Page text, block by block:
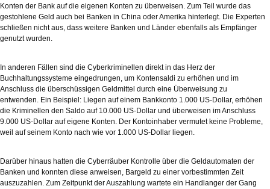
Konten der Bank auf die eigenen Konten zu überweisen. Zum Teil wurde das
gestohlene Geld auch bei Banken in China oder Amerika hinterlegt. Die Experten
schließen nicht aus, dass weitere Banken und Länder ebenfalls als Empfänger
genutzt wurden.
In anderen Fällen sind die Cyberkriminellen direkt in das Herz der
Buchhaltungssysteme eingedrungen, um Kontensaldi zu erhöhen und im
Anschluss die überschüssigen Geldmittel durch eine Überweisung zu
entwenden. Ein Beispiel: Liegen auf einem Bankkonto 1.000 US-Dollar, erhöhen
die Kriminellen den Saldo auf 10.000 US-Dollar und überweisen im Anschluss
9.000 US-Dollar auf eigene Konten. Der Kontoinhaber vermutet keine Probleme,
weil auf seinem Konto nach wie vor 1.000 US-Dollar liegen.
Darüber hinaus hatten die Cyberräuber Kontrolle über die Geldautomaten der
Banken und konnten diese anweisen, Bargeld zu einer vorbestimmten Zeit
auszuzahlen. Zum Zeitpunkt der Auszahlung wartete ein Handlanger der Gang